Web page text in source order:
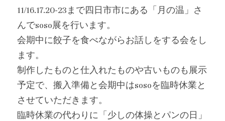
11/16.17.20-23まで四日市市にある「月の温」さ
んでsoso展を行います。
会期中に餃子を食べながらお話しをする会をし
ます。
制作したものと仕入れたものや古いものも展示
予定で、搬入準備と会期中はsosoを臨時休業と
させていただきます。
臨時休業の代わりに「少しの体操とパンの日」